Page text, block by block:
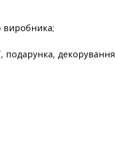
виробника;
подарунка, декорування